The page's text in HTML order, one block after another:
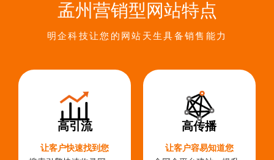
孟州营销型网站特点
明企科技让您的网站天生具备销售能力
高引流
让客户快速找到您
高传播
让客户容易知道您